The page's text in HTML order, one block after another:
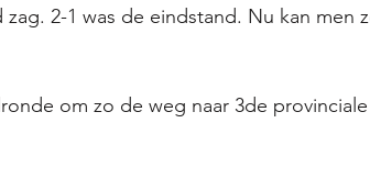
2-1 was de eindstand. Nu kan men
om zo de weg naar 3de